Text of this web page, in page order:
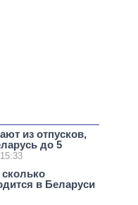
из отпусков,
до 5
сколько
в Беларуси